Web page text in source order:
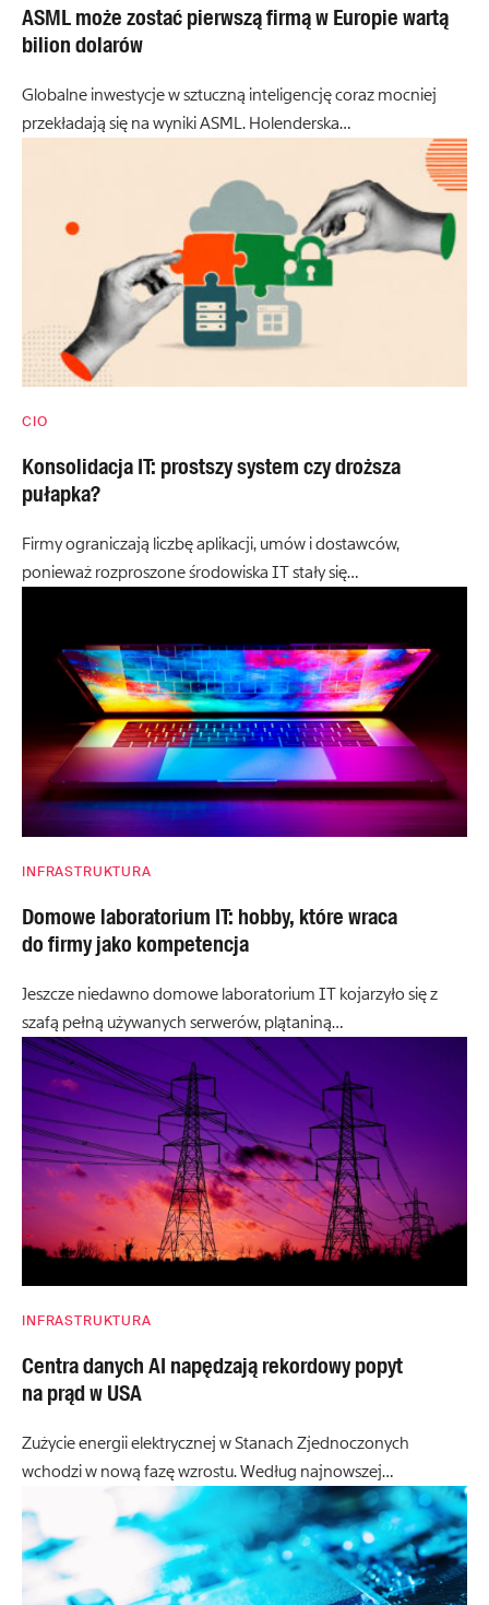
ASML może zostać pierwszą firmą w Europie wartą
bilion dolarów
Globalne inwestycje w sztuczną inteligencję coraz mocniej
przekładają się na wyniki ASML. Holenderska…
CIO
Konsolidacja IT: prostszy system czy droższa
pułapka?
Firmy ograniczają liczbę aplikacji, umów i dostawców,
ponieważ rozproszone środowiska IT stały się…
INFRASTRUKTURA
Domowe laboratorium IT: hobby, które wraca
do firmy jako kompetencja
Jeszcze niedawno domowe laboratorium IT kojarzyło się z
szafą pełną używanych serwerów, plątaniną…
INFRASTRUKTURA
Centra danych AI napędzają rekordowy popyt
na prąd w USA
Zużycie energii elektrycznej w Stanach Zjednoczonych
wchodzi w nową fazę wzrostu. Według najnowszej…